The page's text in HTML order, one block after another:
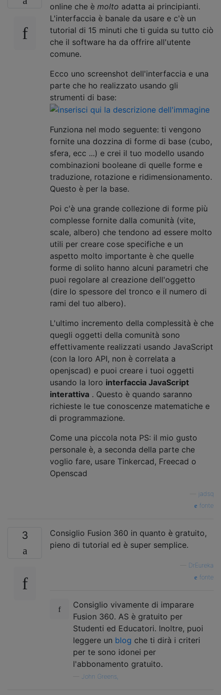
online che è molto adatta ai principianti.
L'interfaccia è banale da usare e c'è un
tutorial di 15 minuti che ti guida su tutto ciò
che il software ha da offrire all'utente
comune.
Ecco uno screenshot dell'interfaccia e una
parte che ho realizzato usando gli
strumenti di base:
Funziona nel modo seguente: ti vengono
fornite una dozzina di forme di base (cubo,
sfera, ecc ...) e crei il tuo modello usando
combinazioni booleane di quelle forme e
traduzione, rotazione e ridimensionamento.
Questo è per la base.
Poi c'è una grande collezione di forme più
complesse fornite dalla comunità (vite,
scale, albero) che tendono ad essere molto
utili per creare cose specifiche e un
aspetto molto importante è che quelle
forme di solito hanno alcuni parametri che
puoi regolare al creazione dell'oggetto
(dire lo spessore del tronco e il numero di
rami del tuo albero).
L'ultimo incremento della complessità è che
quegli oggetti della comunità sono
effettivamente realizzati usando JavaScript
(con la loro API, non è correlata a
openjscad) e puoi creare i tuoi oggetti
usando la loro interfaccia JavaScript
interattiva . Questo è quando saranno
richieste le tue conoscenze matematiche e
di programmazione.
Come una piccola nota PS: il mio gusto
personale è, a seconda della parte che
voglio fare, usare Tinkercad, Freecad o
Openscad
jadsq
fonte
3
Consiglio Fusion 360 in quanto è gratuito,
pieno di tutorial ed è super semplice.
DrEureka
fonte
Consiglio vivamente di imparare
Fusion 360. AS è gratuito per
Studenti ed Educatori. Inoltre, puoi
leggere un blog che ti dirà i criteri
per te sono idonei per
l'abbonamento gratuito.
John Greens,